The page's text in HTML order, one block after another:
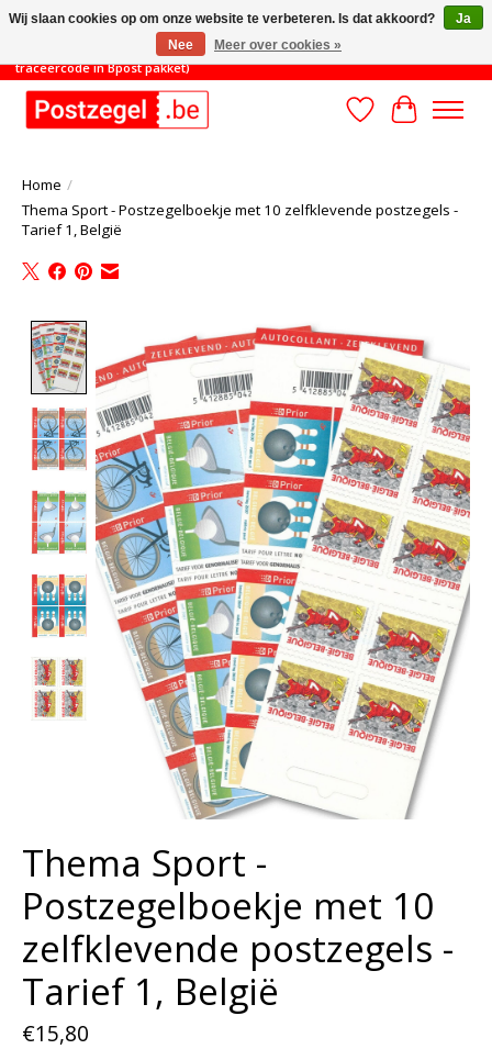
TOT 31/8: MINIMAAL ORDERBEDRAG 45€ (gratis verzending met
traceercode in Bpost pakket)
Verlanglijst
Home /
Thema Sport - Postzegelboekje met 10 zelfklevende postzegels -
Tarief 1, België
Product image slideshow Items
Thema Sport -
Postzegelboekje met 10
zelfklevende postzegels -
Tarief 1, België
€15,80
Wij slaan cookies op om onze website te verbeteren. Is dat akkoord?
Ja
Nee
Meer over cookies »